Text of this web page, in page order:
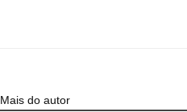
Mais do autor